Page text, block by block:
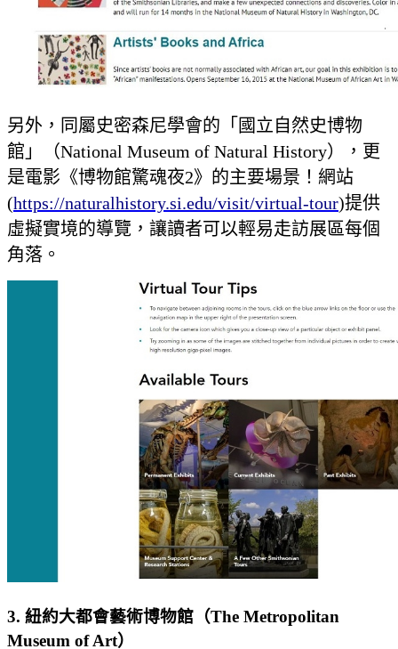
另外，同屬史密森尼學會的「國立自然史博物
館」（National Museum of Natural History），更
是電影《博物館驚魂夜2》的主要場景！網站
(https://naturalhistory.si.edu/visit/virtual-tour)提供
虛擬實境的導覽，讓讀者可以輕易走訪展區每個
角落。
3. 紐約大都會藝術博物館（The Metropolitan
Museum of Art）